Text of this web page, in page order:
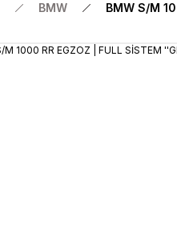
BMW BMW S/M